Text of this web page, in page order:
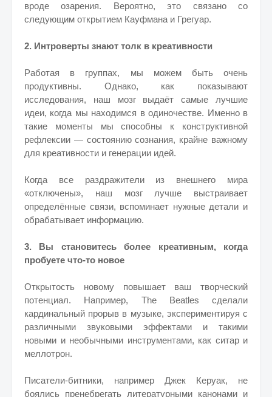
вроде озарения. Вероятно, это связано со
следующим открытием Кауфмана и Грегуар.
2. Интроверты знают толк в креативности
Работая в группах, мы можем быть очень
продуктивны. Однако, как показывают
исследования, наш мозг выдаёт самые лучшие
идеи, когда мы находимся в одиночестве. Именно в
такие моменты мы способны к конструктивной
рефлексии — состоянию сознания, крайне важному
для креативности и генерации идей.
Когда все раздражители из внешнего мира
«отключены», наш мозг лучше выстраивает
определённые связи, вспоминает нужные детали и
обрабатывает информацию.
3. Вы становитесь более креативным, когда
пробуете что-то новое
Открытость новому повышает ваш творческий
потенциал. Например, The Beatles сделали
кардинальный прорыв в музыке, экспериментируя с
различными звуковыми эффектами и такими
новыми и необычными инструментами, как ситар и
меллотрон.
Писатели-битники, например Джек Керуак, не
боялись пренебрегать литературными канонами и